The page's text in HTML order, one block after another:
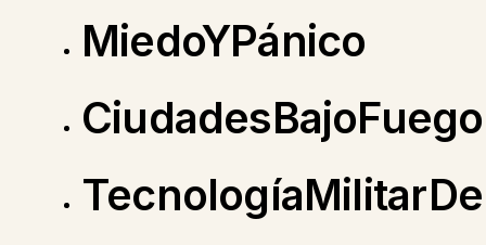
MiedoYPánico
CiudadesBajoFuego